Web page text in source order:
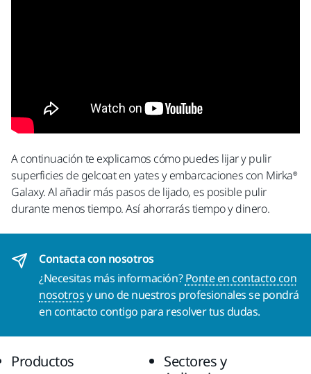
A continuación te explicamos cómo puedes lijar y pulir
superficies de gelcoat en yates y embarcaciones con Mirka®
Galaxy. Al añadir más pasos de lijado, es posible pulir
durante menos tiempo. Así ahorrarás tiempo y dinero.
Contacta con nosotros
¿Necesitas más información?Ponte en contacto con
nosotrosy uno de nuestros profesionales se pondrá
en contacto contigo para resolver tus dudas.
Productos
Sectores y